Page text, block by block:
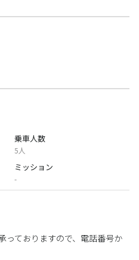
乗車人数
5人
ミッション
-
っておりますので、電話番号か